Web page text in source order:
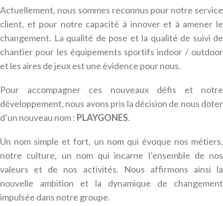
Actuellement, nous sommes reconnus pour notre service
client, et pour notre capacité à innover et à amener le
changement. La qualité de pose et la qualité de suivi de
chantier pour les équipements sportifs indoor / outdoor
et les aires de jeux est une évidence pour nous.
Pour accompagner ces nouveaux défis et notre
développement, nous avons pris la décision de nous doter
d’un nouveau nom : PLAYGONES.
Un nom simple et fort, un nom qui évoque nos métiers,
notre culture, un nom qui incarne l’ensemble de nos
valeurs et de nos activités. Nous affirmons ainsi la
nouvelle ambition et la dynamique de changement
impulsée dans notre groupe.